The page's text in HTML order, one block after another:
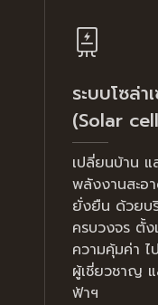
ระบบโซล่า
(Solar
เปลี่ยนบ้าน
พลังงานสะอ
ยั่งยืน ด้วยบ
ครบวงจร ตั้
ความคุ้มค่า
ผู้เชี่ยวชาญ
ฟ้าฯ